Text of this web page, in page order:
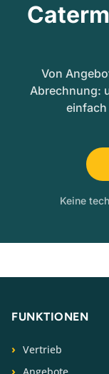
Von
Abrechnung:
einfach
Keine
FUNKTIONEN
Vertrieb